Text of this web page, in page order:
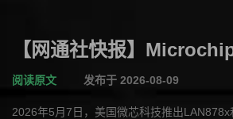
【网通社快报】
MACsec、TSN和功用安
网PHY收发器
阅读原文 发布于 2026-08-09
2026年5月7日，美国微芯科技推出